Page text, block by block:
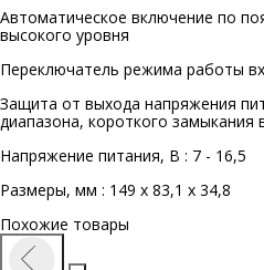
Автоматическое включение по
высокого уровня
Переключатель режима работы
Защита от выхода напряжения
диапазона, короткого замыкания
Напряжение питания, В : 7 - 16,5
Размеры, мм : 149 x 83,1 x 34,8
Похожие товары